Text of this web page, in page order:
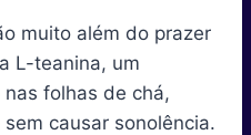
muito além do prazer
L-teanina, um
folhas de chá,
causar sonolência.